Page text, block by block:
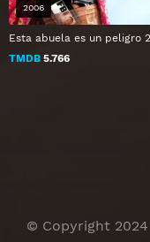
Esta abuela es un peligro 2
TMDB 5.766
2006
© Copyright 2024